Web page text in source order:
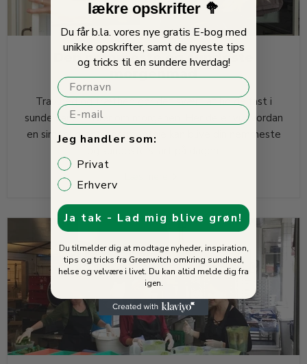
Den nemmeste og sundeste
morgenmad
Travlhed og træthed gør det svært at holde fast i
sunde vaner – især om morgenen. Her deler vi, hvordan
en simpel grøntsagssmoothie kan blive din nemmeste
lækre opskrifter 🥦
Du får b.la. vores nye gratis E-bog med
unikke opskrifter, samt de nyeste tips
og tricks til en sundere hverdag!
Fornavn
E-mail
Jeg handler som:
Privat
Erhverv
Ja tak - Lad mig blive grøn!
Du tilmelder dig at modtage nyheder, inspiration,
tips og tricks fra Greenwitch omkring sundhed,
helse og velvære i livet. Du kan altid melde dig fra
igen.